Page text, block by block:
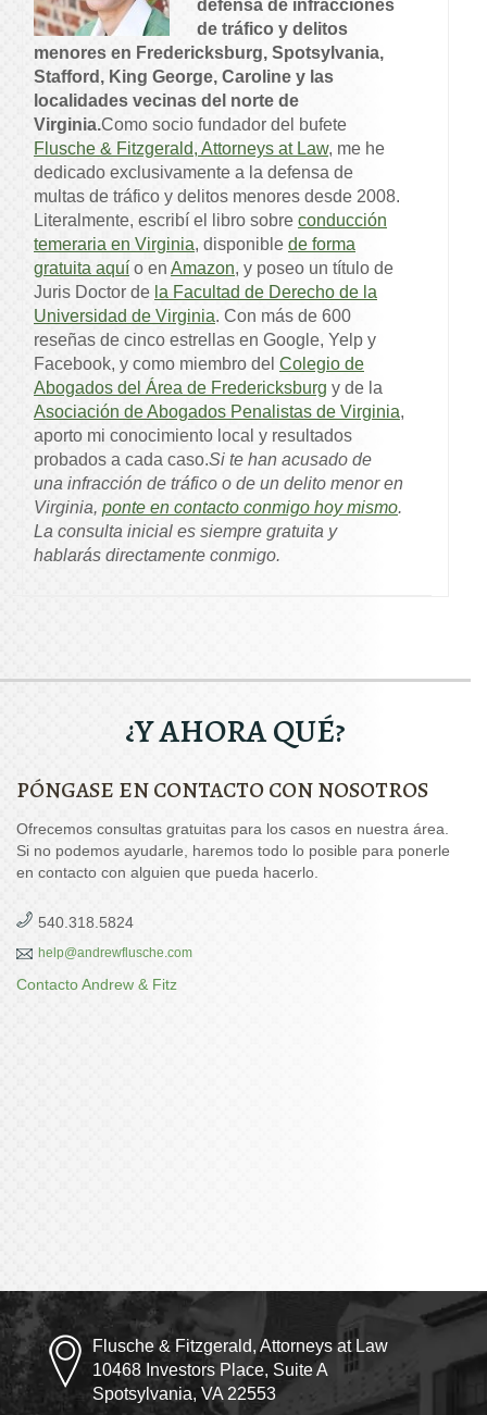
defensa de infracciones
de tráfico y delitos
menores en Fredericksburg, Spotsylvania,
Stafford, King George, Caroline y las
localidades vecinas del norte de
Virginia.Como socio fundador del bufete
Flusche & Fitzgerald, Attorneys at Law, me he
dedicado exclusivamente a la defensa de
multas de tráfico y delitos menores desde 2008.
Literalmente, escribí el libro sobre conducción
temeraria en Virginia, disponible de forma
gratuita aquí o en Amazon, y poseo un título de
Juris Doctor de la Facultad de Derecho de la
Universidad de Virginia. Con más de 600
reseñas de cinco estrellas en Google, Yelp y
Facebook, y como miembro del Colegio de
Abogados del Área de Fredericksburg y de la
Asociación de Abogados Penalistas de Virginia,
aporto mi conocimiento local y resultados
probados a cada caso.Si te han acusado de
una infracción de tráfico o de un delito menor en
Virginia, ponte en contacto conmigo hoy mismo.
La consulta inicial es siempre gratuita y
hablarás directamente conmigo.
¿Y AHORA QUÉ?
PÓNGASE EN CONTACTO CON NOSOTROS
Ofrecemos consultas gratuitas para los casos en nuestra área.
Si no podemos ayudarle, haremos todo lo posible para ponerle
en contacto con alguien que pueda hacerlo.
540.318.5824
help@andrewflusche.com
Contacto Andrew & Fitz
Flusche & Fitzgerald, Attorneys at Law
10468 Investors Place, Suite A
Spotsylvania, VA 22553